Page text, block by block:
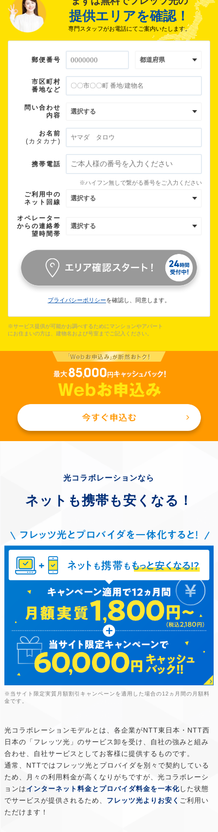
光コラボレーションなら
ネットも携帯も安くなる！
※当サイト限定実質月額割引キャンペーンを適用した場合の12ヵ月間の月額料
金です。
光コラボレーションモデルとは、各企業がNTT東日本・NTT西
日本の「フレッツ光」のサービス卸を受け、自社の強みと組み
合わせ、自社サービスとしてお客様に提供するものです。
通常、NTTではフレッツ光とプロバイダを別々で契約している
ため、月々の利用料金が高くなりがちですが、光コラボレーシ
ョンはインターネット料金とプロバイダ料金を一本化した状態
でサービスが提供されるため、 フレッツ光よりお安く ご利用い
ただけます！